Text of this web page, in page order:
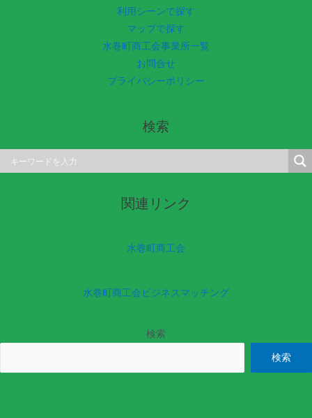
利用シーンで探す
マップで探す
水巻町商工会事業所一覧
お問合せ
プライバシーポリシー
検索
関連リンク
水巻町商工会
水巻町商工会ビジネスマッチング
検索
検索